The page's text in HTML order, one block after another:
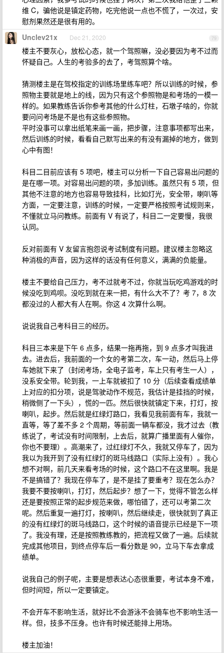
维 C，骗他说是镇定药物，吃完他说一点也不慌了，一次过，安
慰剂果然还是很有用的。
79
Unclev21x Dec 21, 2020
楼主不要灰心，放松心态，就一个驾照嘛，没必要因为考不过而
怀疑自己。人生的考验多的去了，考驾照算个啥。
猜测楼主是在驾校指定的训练场里练车吧？所以训练的时候，参
照物主要就是地上的线，因为只有这个参照物是和考场的一模一
样的。如果教练告诉你参考其他的什么灯柱，石墩子啥的，你就
要问问考场是不是也有这些参照物。
平时没事可以拿出纸笔来画一画，把步骤，注意事项都写出来，
然后训练的时候，看看自己默写出来的有没有漏掉的地方，做到
心中有图！
科目二目前应该有 5 项吧，楼主可以分析一下自己容易出问题的
是在哪一项。对容易出问题的项，多加训练。虽然只有 5 项，但
其他不注意的地方也容易导致挂科，比如灯光，安全带，喇叭等
方面，一定要注意，训练的时候，一定要严格按照考试规则来，
不懂就立马问教练。前面有 V 有说了，科目二一定要慢，我很
认同。
反对前面有 V 友留言抱怨说考试制度有问题。建议楼主忽略这
种消极的声音，因为这样的话没有任何意义，满满的负能量。
楼主不要给自己压力，考不过就考不过，你就当玩吃鸡游戏的时
候没吃到鸡呗。没吃到就在来一把，有什么大不了？考 7，8 次
都没过的人都大有人在啊。你这 4 次算什么啊。
说说我自己考科目三的经历。
科目三本来是下午 6 点多，结果一拖再拖，到 9 点多才叫我进
去。进去后，我前面的一个女的考第二次，车一动，然后马上停
车她就下来了（封闭考场，全电子监考，车上只有考生一人），
没系安全带。轮到我，一上车就被扣了 10 分（后续查看成绩单
上对应的扣分项，说是驾驶动作不规范，我估计是挂挡的时候，
稍微侧了一下头），慌的一匹。然后很快就镇定下来，打灯，按
喇叭，起步。然后就是红绿灯路口，我看见我前面有车，我就一
直等，等了差不多 2 个周期，等前面一辆车都没，我才过去（教
练说了，考试没有时间限制，上去后，就算广播里面有人催你，
你也不要理）。高潮来了，过红绿灯不久，我就又停车了，因为
我以为我开到了没有红绿灯的斑马线路口（实际上没有）。我心
想不对啊，前几天来看考场的时候，这个路口不在这里啊。我是
不是搞错了？我现在停车了，是不是挂了要重考？现在怎么办？
我要不要按喇叭，打灯，然后起步？想了一下，觉得不管怎么样
还是要按照正常的起步规范来做，哪怕错了，还可以考第二次
呢。然后重复一遍打灯，按喇叭，然后继续走，很快就到了真正
的没有红绿灯的斑马线路口，这个时候的语音提示已经是下一项
了。我没有理，还是按照教练教的，把流程又做了一遍。后续就
完成其他项目，到终点停车后一看分数是 90，立马下车去拿成
绩单。
说我自己的例子呢，主要是想表达心态很重要，考试本身不难，
但时间短，所以一定要镇定。
不会开车不影响生活，就好比不会游泳不会骑车也不影响生活一
样。但，技多不压身。也许有时候还能排上用场。
楼主加油！